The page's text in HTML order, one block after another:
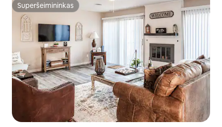
Superšeimininkas
Superšeimininkas